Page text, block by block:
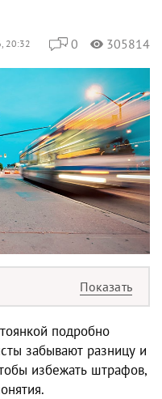
20:32 0 305814
ой подробно
забывают разницу и
избежать штрафов,